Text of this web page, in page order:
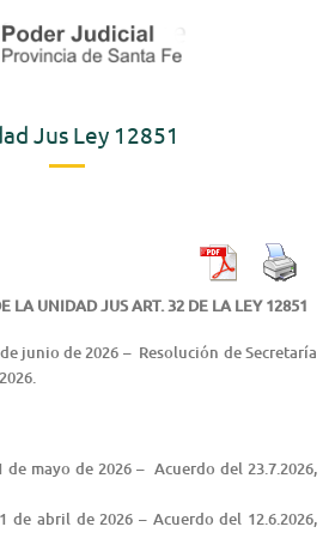
Jus Ley 12851
LA UNIDAD JUS ART. 32 DE LA LEY 12851
junio de 2026 – Resolución de Secretaría
mayo de 2026 – Acuerdo del 23.7.2026,
de abril de 2026 – Acuerdo del 12.6.2026,